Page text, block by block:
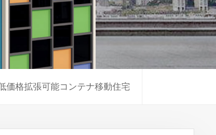
価格拡張可能コンテナ移動住宅